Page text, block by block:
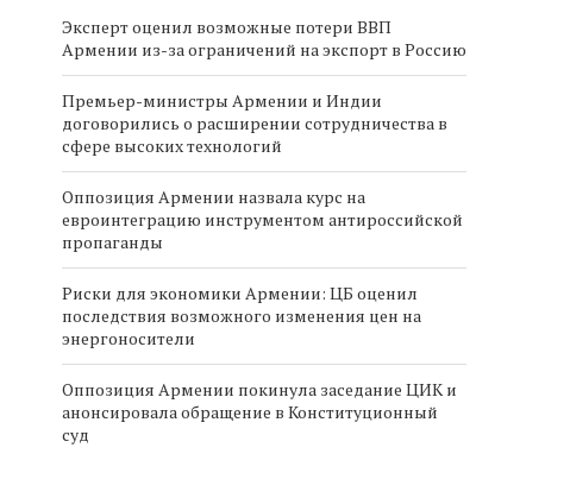
Эксперт оценил возможные потери ВВП
Армении из-за ограничений на экспорт в Россию
Премьер-министры Армении и Индии
договорились о расширении сотрудничества в
сфере высоких технологий
Оппозиция Армении назвала курс на
евроинтеграцию инструментом антироссийской
пропаганды
Риски для экономики Армении: ЦБ оценил
последствия возможного изменения цен на
энергоносители
Оппозиция Армении покинула заседание ЦИК и
анонсировала обращение в Конституционный
суд